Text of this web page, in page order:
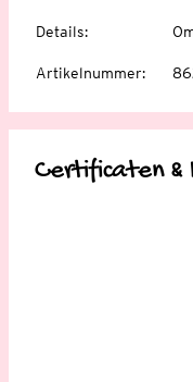
Details:
Artikelnummer:
Certificaten &